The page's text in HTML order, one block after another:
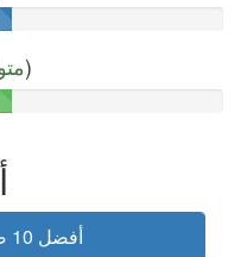
)
أفضل 10 ضد أخرون في زمن الإتصال